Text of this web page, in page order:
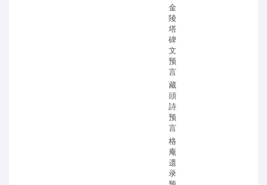
金
陵
塔
碑
文
预
言
藏
頭
詩
预
言
格
庵
遗
录